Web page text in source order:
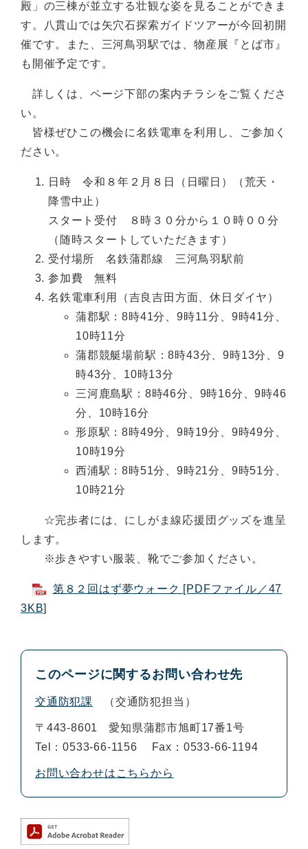
殿」の三棟が並立する壮観な姿を見ることができま
す。八貫山では矢穴石探索ガイドツアーが今回初開
催です。また、三河鳥羽駅では、物産展『とば市』
も開催予定です。
詳しくは、ページ下部の案内チラシをご覧くださ
い。
皆様ぜひこの機会に名鉄電車を利用し、ご参加く
ださい。
日時 令和８年２月８日（日曜日）（荒天・
降雪中止）
スタート受付 ８時３０分から１０時００分
（随時スタートしていただきます）
受付場所 名鉄蒲郡線 三河鳥羽駅前
参加費 無料
名鉄電車利用（吉良吉田方面、休日ダイヤ）
蒲郡駅：8時41分、9時11分、9時41分、
10時11分
蒲郡競艇場前駅：8時43分、9時13分、9
時43分、10時13分
三河鹿島駅：8時46分、9時16分、9時46
分、10時16分
形原駅：8時49分、9時19分、9時49分、
10時19分
西浦駅：8時51分、9時21分、9時51分、
10時21分
☆完歩者には、にしがま線応援団グッズを進呈
します。
※歩きやすい服装、靴でご参加ください。
第８２回はず夢ウォーク [PDFファイル／47
3KB]
このページに関するお問い合わせ先
交通防犯課 交通防犯担当
〒443-8601
愛知県蒲郡市旭町17番1号
Tel：0533-66-1156
Fax：0533-66-1194
お問い合わせはこちらから